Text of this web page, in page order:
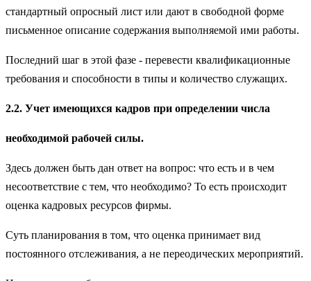
стандартный опросный лист или дают в свободной форме
письменное описание содержания выполняемой ими работы.
Последний шаг в этой фазе - перевести квалификационные
требования и способности в типы и количество служащих.
2.2. Учет имеющихся кадров при определении числа
необходимой рабочей силы.
Здесь должен быть дан ответ на вопрос: что есть и в чем
несоответствие с тем, что необходимо? То есть происходит
оценка кадровых ресурсов фирмы.
Суть планирования в том, что оценка принимает вид
постоянного отслеживания, а не переодических мероприятий.